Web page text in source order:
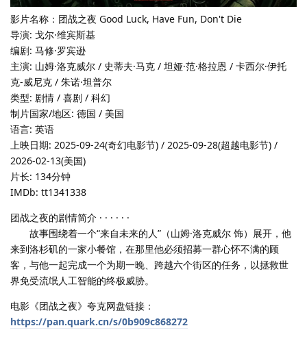
影片名称：团战之夜 Good Luck, Have Fun, Don't Die
导演: 戈尔·维宾斯基
编剧: 马修·罗宾逊
主演: 山姆·洛克威尔 / 史蒂夫·马克 / 坦娅·范·格拉恩 / 卡西尔·伊托
克-威尼克 / 朱诺·坦普尔
类型: 剧情 / 喜剧 / 科幻
制片国家/地区: 德国 / 美国
语言: 英语
上映日期: 2025-09-24(奇幻电影节) / 2025-09-28(超越电影节) /
2026-02-13(美国)
片长: 134分钟
IMDb: tt1341338
团战之夜的剧情简介 · · · · · ·
故事围绕着一个“来自未来的人”（山姆·洛克威尔 饰）展开，他
来到洛杉矶的一家小餐馆，在那里他必须招募一群心怀不满的顾
客，与他一起完成一个为期一晚、跨越六个街区的任务，以拯救世
界免受流氓人工智能的终极威胁。
电影《团战之夜》夸克网盘链接：
https://pan.quark.cn/s/0b909c868272